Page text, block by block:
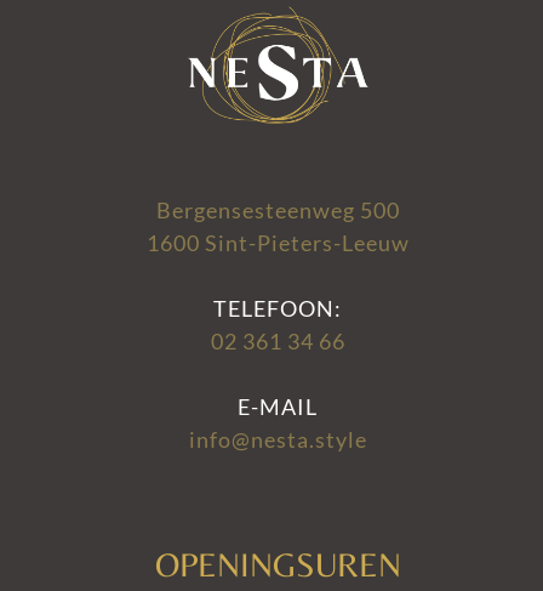
Bergensesteenweg 500
1600 Sint-Pieters-Leeuw
TELEFOON:
02 361 34 66
E-MAIL
info@nesta.style
OPENINGSUREN